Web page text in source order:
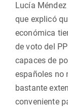
Lucía
que explicó
económica
de voto del
capaces de
españoles no
bastante
conveniente